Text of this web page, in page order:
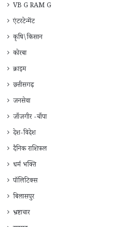
VB G RAM G
एंटरटेन्मेंट
कृषि\किसान
कोरबा
क्राइम
छत्तीसगढ़
जनसेवा
जाँजगीर -चाँपा
देश-विदेश
दैनिक राशिफ़ल
धर्म भक्ति
पॉलिटिक्स
बिलासपुर
भ्रष्टाचार